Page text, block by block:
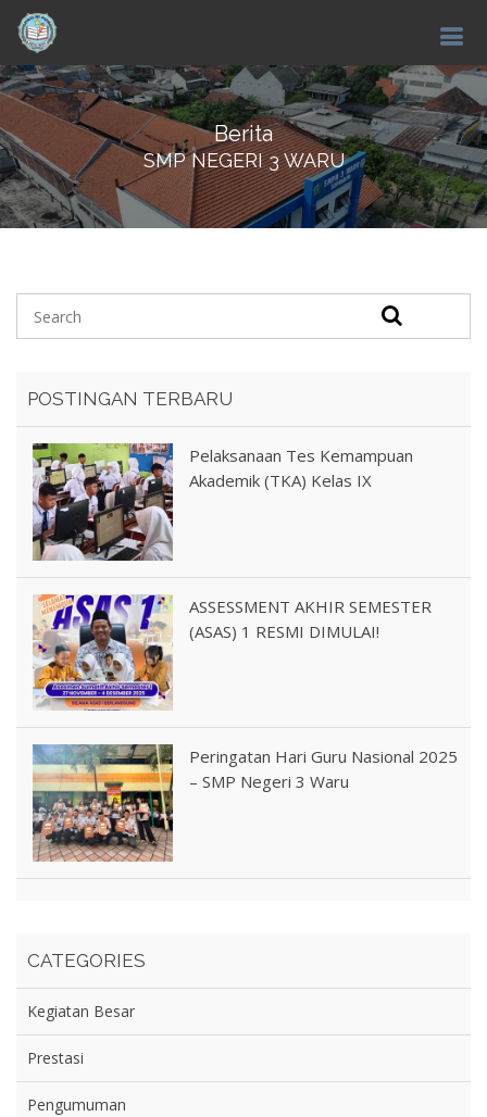
Berita
SMP NEGERI 3 WARU
POSTINGAN TERBARU
Pelaksanaan Tes Kemampuan
Akademik (TKA) Kelas IX
ASSESSMENT AKHIR SEMESTER
(ASAS) 1 RESMI DIMULAI!
Peringatan Hari Guru Nasional 2025
– SMP Negeri 3 Waru
CATEGORIES
Kegiatan Besar
Prestasi
Pengumuman